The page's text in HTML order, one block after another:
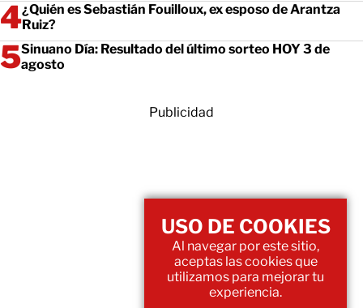
¿Quién es Sebastián Fouilloux, ex esposo de Arantza
Ruiz?
Sinuano Día: Resultado del último sorteo HOY 3 de
agosto
Publicidad
USO DE COOKIES
Al navegar por este sitio,
aceptas las cookies que
utilizamos para mejorar tu
experiencia.